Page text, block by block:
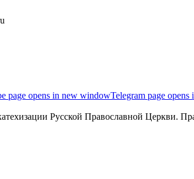
page opens in new windowTelegram page
Русской Православной Церкви.